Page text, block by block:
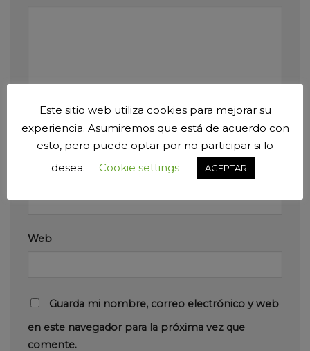
Nombre*
Correo electrónico*
Web
Guarda mi nombre, correo electrónico y web
en este navegador para la próxima vez que
comente.
Este sitio web utiliza cookies para mejorar su
experiencia. Asumiremos que está de acuerdo con
esto, pero puede optar por no participar si lo
desea.
Cookie settings ACEPTAR